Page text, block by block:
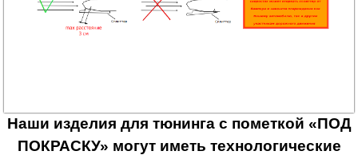
Наши изделия для тюнинга с пометкой «ПОД
ПОКРАСКУ» могут иметь технологические